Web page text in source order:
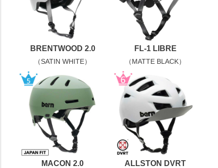
BRENTWOOD 2.0
（SATIN WHITE）
FL-1 LIBRE
（MATTE BLACK）
MACON 2.0 ALLSTON DVRT